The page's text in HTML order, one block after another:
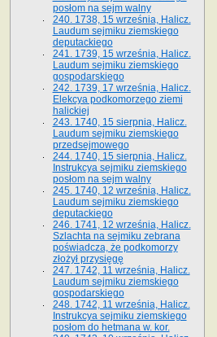
posłom na sejm walny
240. 1738, 15 września, Halicz.
Laudum sejmiku ziemskiego
deputackiego
241. 1739, 15 września, Halicz.
Laudum sejmiku ziemskiego
gospodarskiego
242. 1739, 17 września, Halicz.
Elekcya podkomorzego ziemi
halickiej
243. 1740, 15 sierpnia, Halicz.
Laudum sejmiku ziemskiego
przedsejmowego
244. 1740, 15 sierpnia, Halicz.
Instrukcya sejmiku ziemskiego
posłom na sejm walny
245. 1740, 12 września, Halicz.
Laudum sejmiku ziemskiego
deputackiego
246. 1741, 12 września, Halicz.
Szlachta na sejmiku zebrana
poświadcza, że podkomorzy
złożył przysięgę
247. 1742, 11 września, Halicz.
Laudum sejmiku ziemskiego
gospodarskiego
248. 1742, 11 września, Halicz.
Instrukcya sejmiku ziemskiego
posłom do hetmana w. kor.